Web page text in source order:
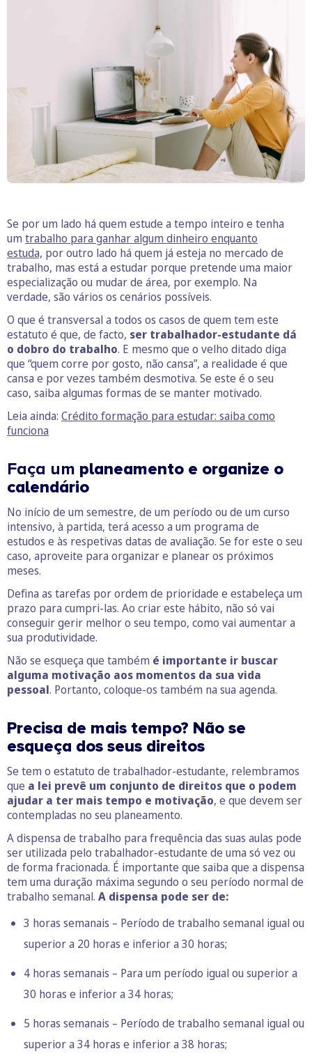
Se por um lado há quem estude a tempo inteiro e tenha
um trabalho para ganhar algum dinheiro enquanto
estuda, por outro lado há quem já esteja no mercado de
trabalho, mas está a estudar porque pretende uma maior
especialização ou mudar de área, por exemplo. Na
verdade, são vários os cenários possíveis.
O que é transversal a todos os casos de quem tem este
estatuto é que, de facto, ser trabalhador-estudante dá
o dobro do trabalho. E mesmo que o velho ditado diga
que “quem corre por gosto, não cansa”, a realidade é que
cansa e por vezes também desmotiva. Se este é o seu
caso, saiba algumas formas de se manter motivado.
Leia ainda: Crédito formação para estudar: saiba como
funciona
Faça um planeamento e organize o
calendário
No início de um semestre, de um período ou de um curso
intensivo, à partida, terá acesso a um programa de
estudos e às respetivas datas de avaliação. Se for este o seu
caso, aproveite para organizar e planear os próximos
meses.
Defina as tarefas por ordem de prioridade e estabeleça um
prazo para cumpri-las. Ao criar este hábito, não só vai
conseguir gerir melhor o seu tempo, como vai aumentar a
sua produtividade.
Não se esqueça que também é importante ir buscar
alguma motivação aos momentos da sua vida
pessoal. Portanto, coloque-os também na sua agenda.
Precisa de mais tempo? Não se
esqueça dos seus direitos
Se tem o estatuto de trabalhador-estudante, relembramos
que a lei prevê um conjunto de direitos que o podem
ajudar a ter mais tempo e motivação, e que devem ser
contempladas no seu planeamento.
A dispensa de trabalho para frequência das suas aulas pode
ser utilizada pelo trabalhador-estudante de uma só vez ou
de forma fracionada. É importante que saiba que a dispensa
tem uma duração máxima segundo o seu período normal de
trabalho semanal. A dispensa pode ser de:
3 horas semanais – Período de trabalho semanal igual ou
superior a 20 horas e inferior a 30 horas;
4 horas semanais – Para um período igual ou superior a
30 horas e inferior a 34 horas;
5 horas semanais – Período de trabalho semanal igual ou
superior a 34 horas e inferior a 38 horas;